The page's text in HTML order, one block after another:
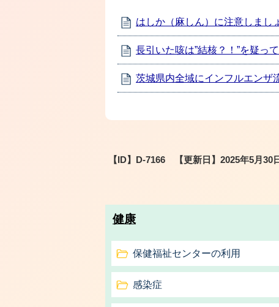
はしか（麻しん）に注意しまし
長引いた咳は”結核？！”を疑っ
茨城県内全域にインフルエンザ
【ID】 D-7166 【更新日】 2025年5月30
健康
保健福祉センターの利用
感染症